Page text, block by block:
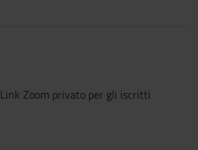
Link Zoom privato per gli iscritti